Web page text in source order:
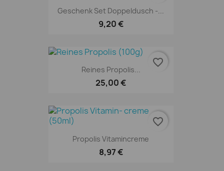
Geschenk Set Doppeldusch -...
9,20 €
Reines Propolis...
25,00 €
favorite_border
Propolis Vitamincreme
8,97 €
favorite_border